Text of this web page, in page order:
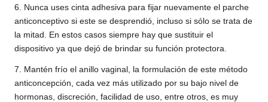
6. Nunca uses cinta adhesiva para fijar nuevamente el parche
anticonceptivo si este se desprendió, incluso si sólo se trata de
la mitad. En estos casos siempre hay que sustituir el
dispositivo ya que dejó de brindar su función protectora.
7. Mantén frío el anillo vaginal, la formulación de este método
anticoncepción, cada vez más utilizado por su bajo nivel de
hormonas, discreción, facilidad de uso, entre otros, es muy